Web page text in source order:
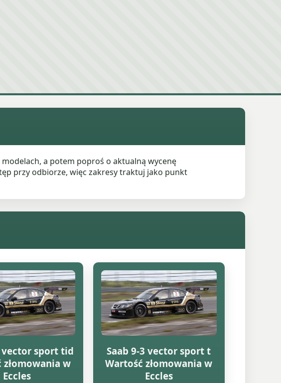
modelach, a potem poproś o aktualną wycenę
przy odbiorze, więc zakresy traktuj jako punkt
vector sport tid
złomowania w
Eccles
Saab 9-3 vector sport t
Wartość złomowania w
Eccles